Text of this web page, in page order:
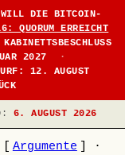
WILL DIE BITCOIN-
QUORUM ERREICHT
KABINETTSBESCHLUSS
2027
·
12. AUGUST
6. AUGUST 2026
Argumente
·